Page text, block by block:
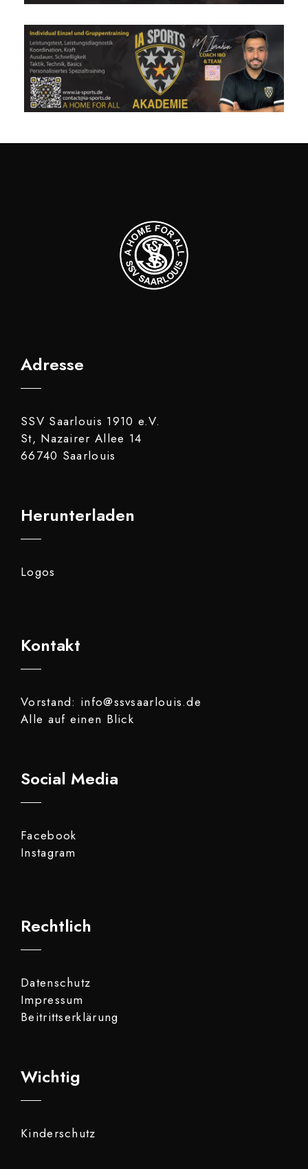
Adresse
SSV Saarlouis 1910 e.V.
St, Nazairer Allee 14
66740 Saarlouis
Herunterladen
Logos
Kontakt
Vorstand: info@ssvsaarlouis.de
Alle auf einen Blick
Social Media
Facebook
Instagram
Rechtlich
Datenschutz
Impressum
Beitrittserklärung
Wichtig
Kinderschutz